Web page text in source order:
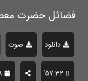
فضائل حضرت
دانلود صوت
57:32'